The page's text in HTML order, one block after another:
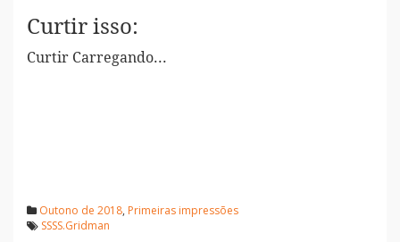
Curtir isso:
Curtir Carregando...
Outono de 2018, Primeiras impressões
SSSS.Gridman